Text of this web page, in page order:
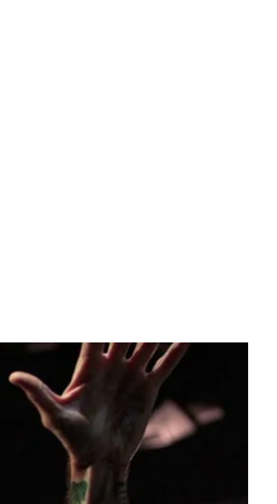
під час концерту в рамках
2015 року
проти президента
цьому тлі досі
Хоча під час